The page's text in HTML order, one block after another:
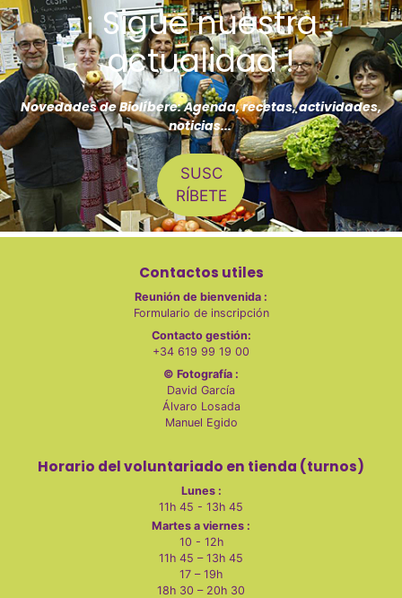
o
¡ Sigue nuestra
actualidad !
Novedades de Biolíbere: Agenda, recetas, actividades,
noticias...
SUSC
RÍBETE
Contactos utiles
Reunión de bienvenida :
Formulario de inscripción
Contacto gestión:
+34 619 99 19 00
© Fotografía :
David García
Álvaro Losada
Manuel Egido
Horario del voluntariado en tienda (turnos)
Lunes :
11h 45 - 13h 45
Martes a viernes :
10 - 12h
11h 45 – 13h 45
17 – 19h
18h 30 – 20h 30